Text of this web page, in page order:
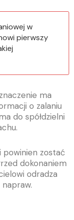
w
pierwszy
ma
o zalaniu
do spółdzielni
powinien zostać
dokonaniem
odradza